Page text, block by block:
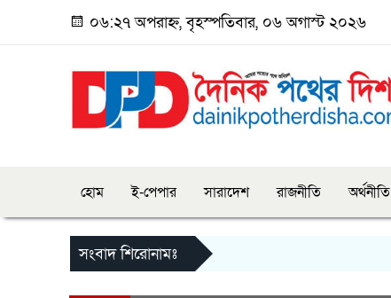
০৬:২৭ অপরাহ্ন, বৃহস্পতিবার, ০৬ অগাস্ট ২০২৬
হোম ই-পেপার সারাদেশ রাজনীতি অর্থনীতি
সংবাদ শিরোনামঃ